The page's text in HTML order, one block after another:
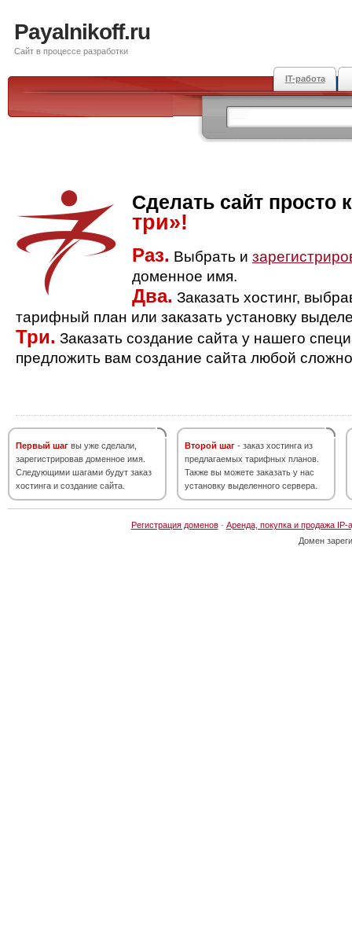
Payalnikoff.ru
Сайт в процессе разработки
IT-работа
Сделать сайт просто
три»!
Раз. Выбрать и
доменное имя.
Два. Заказать хостинг,
тарифный план или заказать установку
Три. Заказать создание сайта у нашего
предложить вам создание сайта любой
Первый шаг вы уже сделали,
зарегистрировав доменное имя.
Следующими шагами будут заказ
хостинга и создание сайта.
Второй шаг - заказ хостинга из
предлагаемых тарифных планов.
Также вы можете заказать у нас
установку выделенного сервера.
Регистрация доменов· Аренда, покупка и продажа IP-
Домен